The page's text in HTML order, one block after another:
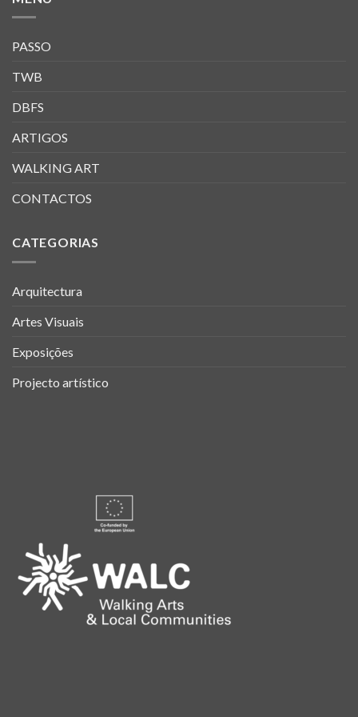
PASSO
TWB
DBFS
ARTIGOS
WALKING ART
CONTACTOS
CATEGORIAS
Arquitectura
Artes Visuais
Exposições
Projecto artístico